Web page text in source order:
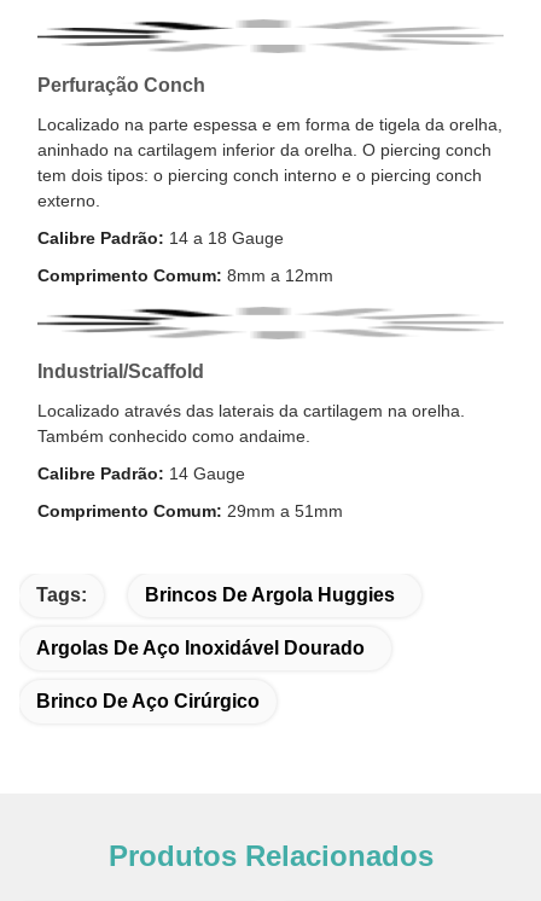
Perfuração Conch
Localizado na parte espessa e em forma de tigela da orelha,
aninhado na cartilagem inferior da orelha. O piercing conch
tem dois tipos: o piercing conch interno e o piercing conch
externo.
Calibre Padrão: 14 a 18 Gauge
Comprimento Comum: 8mm a 12mm
Industrial/Scaffold
Localizado através das laterais da cartilagem na orelha.
Também conhecido como andaime.
Calibre Padrão: 14 Gauge
Comprimento Comum: 29mm a 51mm
Tags: Brincos De Argola Huggies
Argolas De Aço Inoxidável Dourado
Brinco De Aço Cirúrgico
Produtos Relacionados